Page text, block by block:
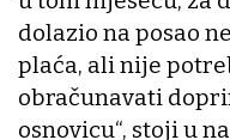
dolazio na posao
plaća, ali nije
obračunavati
osnovicu“, stoji u